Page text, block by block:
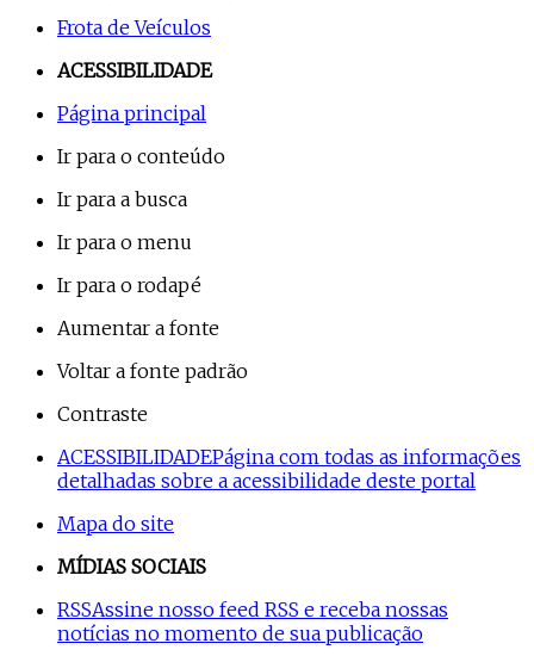
Frota de Veículos
ACESSIBILIDADE
Página principal
Ir para o conteúdo
Ir para a busca
Ir para o menu
Ir para o rodapé
Aumentar a fonte
Voltar a fonte padrão
Contraste
ACESSIBILIDADEPágina com todas as informações
detalhadas sobre a acessibilidade deste portal
Mapa do site
MÍDIAS SOCIAIS
RSSAssine nosso feed RSS e receba nossas
notícias no momento de sua publicação